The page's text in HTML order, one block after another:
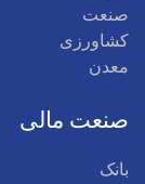
صنعت
کشاورزی
معدن
صنعت مالی
بانک